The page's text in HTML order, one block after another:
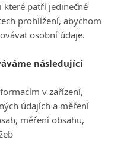
PŘIHLÁSIT
REGISTROVAT
, e-mailserialy@fandimefilmu.cz
napište nám na e-mail
cookies |Pravidla webu
soukromí
které patří jedinečné
prohlížení, abychom
osobní údaje.
následující
v zařízení,
údajích a měření
měření obsahu,